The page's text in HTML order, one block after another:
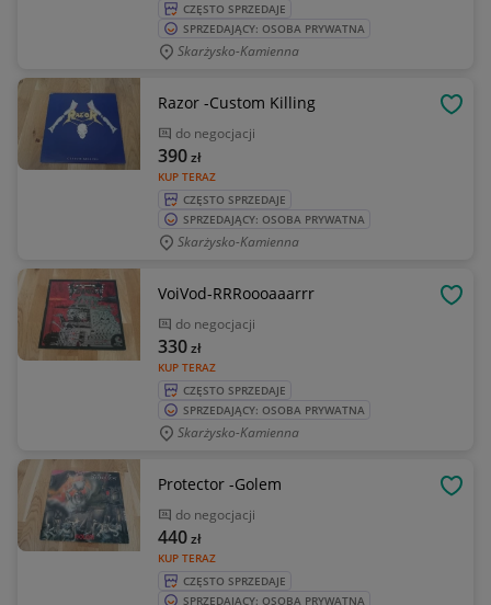
CZĘSTO SPRZEDAJE
SPRZEDAJĄCY: OSOBA PRYWATNA
Skarżysko-Kamienna
Razor -Custom Killing
do negocjacji
KUP TERAZ
390zł
CZĘSTO SPRZEDAJE
SPRZEDAJĄCY: OSOBA PRYWATNA
Skarżysko-Kamienna
VoiVod-RRRoooaaarrr
do negocjacji
KUP TERAZ
330zł
CZĘSTO SPRZEDAJE
SPRZEDAJĄCY: OSOBA PRYWATNA
Skarżysko-Kamienna
Protector -Golem
do negocjacji
KUP TERAZ
440zł
CZĘSTO SPRZEDAJE
SPRZEDAJĄCY: OSOBA PRYWATNA